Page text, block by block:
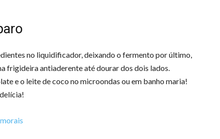
no liquidificador, deixando o fermento por último,
frigideira antiaderente até dourar dos dois lados.
e o leite de coco no microondas ou em banho maria!